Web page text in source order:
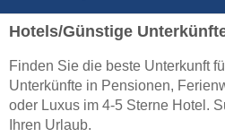
Hotels/Günstige
Finden Sie die beste Unterkunft
Unterkünfte in Pensionen,
oder Luxus im 4-5 Sterne Hotel.
Ihren Urlaub.